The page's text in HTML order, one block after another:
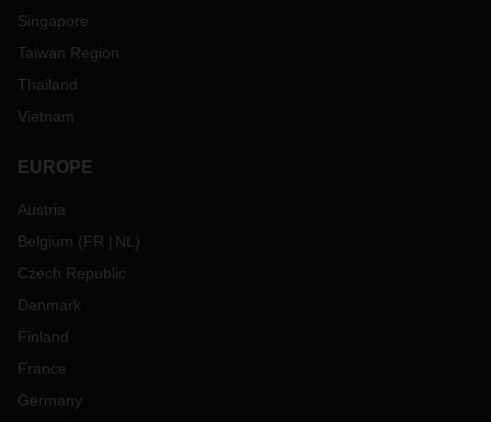
Singapore
Taiwan Region
Thailand
Vietnam
EUROPE
Austria
Belgium (FR NL )
Czech Republic
Denmark
Finland
France
Germany